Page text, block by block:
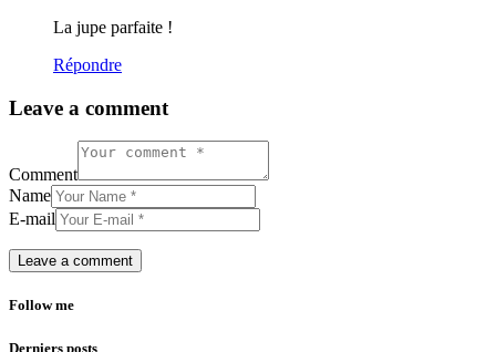
La jupe parfaite !
Répondre
Leave a comment
Comment
Name
E-mail
Follow me
Derniers posts